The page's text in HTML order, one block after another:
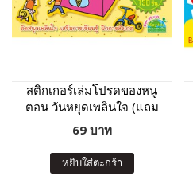
สติกเกอร์เล่มโปรดของหนู
ตอน วันหยุดเพลินใจ (แถม
ฟรี! สติกเกอร์กว่า 150 ชิ้น)
69 บาท
หยิบใส่ตะกร้า